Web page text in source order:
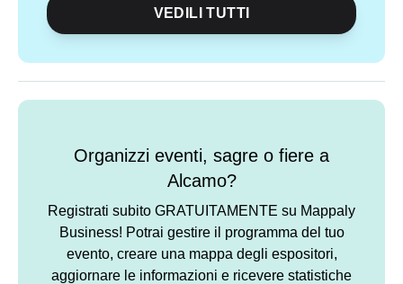
VEDILI TUTTI
Organizzi eventi, sagre o fiere a
Alcamo?
Registrati subito GRATUITAMENTE su Mappaly
Business! Potrai gestire il programma del tuo
evento, creare una mappa degli espositori,
aggiornare le informazioni e ricevere statistiche